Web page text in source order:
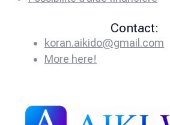
Contact:
koran.aikido@gmail.com
More here!